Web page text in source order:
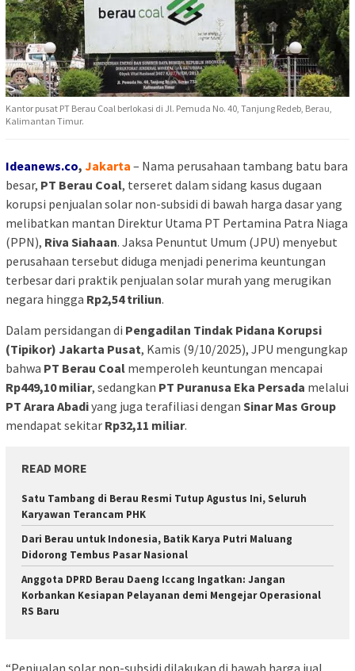
Kantor pusat PT Berau Coal berlokasi di Jl. Pemuda No. 40, Tanjung Redeb, Berau,
Kalimantan Timur.
Ideanews.co, Jakarta – Nama perusahaan tambang batu bara
besar, PT Berau Coal, terseret dalam sidang kasus dugaan
korupsi penjualan solar non-subsidi di bawah harga dasar yang
melibatkan mantan Direktur Utama PT Pertamina Patra Niaga
(PPN), Riva Siahaan. Jaksa Penuntut Umum (JPU) menyebut
perusahaan tersebut diduga menjadi penerima keuntungan
terbesar dari praktik penjualan solar murah yang merugikan
negara hingga Rp2,54 triliun.
Dalam persidangan di Pengadilan Tindak Pidana Korupsi
(Tipikor) Jakarta Pusat, Kamis (9/10/2025), JPU mengungkap
bahwa PT Berau Coal memperoleh keuntungan mencapai
Rp449,10 miliar, sedangkan PT Puranusa Eka Persada melalui
PT Arara Abadiyang juga terafiliasi dengan Sinar Mas Group
mendapat sekitar Rp32,11 miliar.
READ MORE
Satu Tambang di Berau Resmi Tutup Agustus Ini, Seluruh
Karyawan Terancam PHK
Dari Berau untuk Indonesia, Batik Karya Putri Maluang
Didorong Tembus Pasar Nasional
Anggota DPRD Berau Daeng Iccang Ingatkan: Jangan
Korbankan Kesiapan Pelayanan demi Mengejar Operasional
RS Baru
“Penjualan solar non-subsidi dilakukan di bawah harga jual